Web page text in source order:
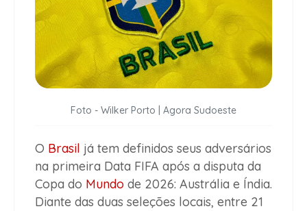
Foto - Wilker Porto | Agora Sudoeste
O Brasil já tem definidos seus adversários
na primeira Data FIFA após a disputa da
Copa do Mundo de 2026: Austrália e Índia.
Diante das duas seleções locais, entre 21